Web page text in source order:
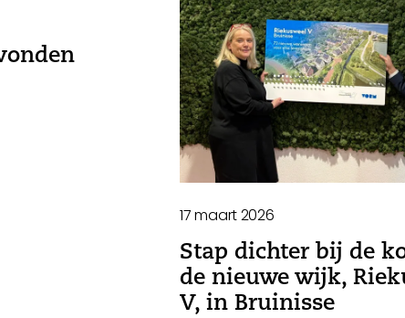
17 maart 2026
Stap dichter bij de
de nieuwe wijk,
V, in Bruinisse